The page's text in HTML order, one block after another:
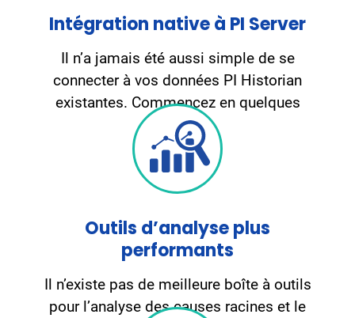
Intégration native à PI Server
Il n’a jamais été aussi simple de se
connecter à vos données PI Historian
existantes. Commencez en quelques
minutes.
Outils d’analyse plus
performants
Il n’existe pas de meilleure boîte à outils
pour l’analyse des causes racines et le